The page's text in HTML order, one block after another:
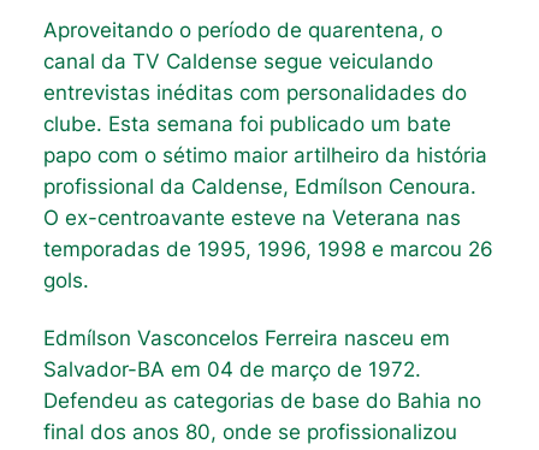
Aproveitando o período de quarentena, o
canal da TV Caldense segue veiculando
entrevistas inéditas com personalidades do
clube. Esta semana foi publicado um bate
papo com o sétimo maior artilheiro da história
profissional da Caldense, Edmílson Cenoura.
O ex-centroavante esteve na Veterana nas
temporadas de 1995, 1996, 1998 e marcou 26
gols.
Edmílson Vasconcelos Ferreira nasceu em
Salvador-BA em 04 de março de 1972.
Defendeu as categorias de base do Bahia no
final dos anos 80, onde se profissionalizou